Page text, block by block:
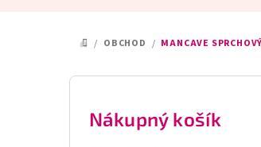
DOMOV
/ OBCHOD / MANCAVE
B
Nákupný košík